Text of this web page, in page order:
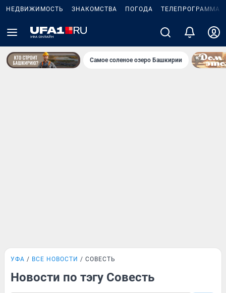
НЕДВИЖИМОСТЬ ЗНАКОМСТВА ПОГОДА ТЕЛЕПРОГРАММА
Самое соленое озеро Башкирии
УФА ВСЕ НОВОСТИ СОВЕСТЬ
Новости по тэгу Совесть